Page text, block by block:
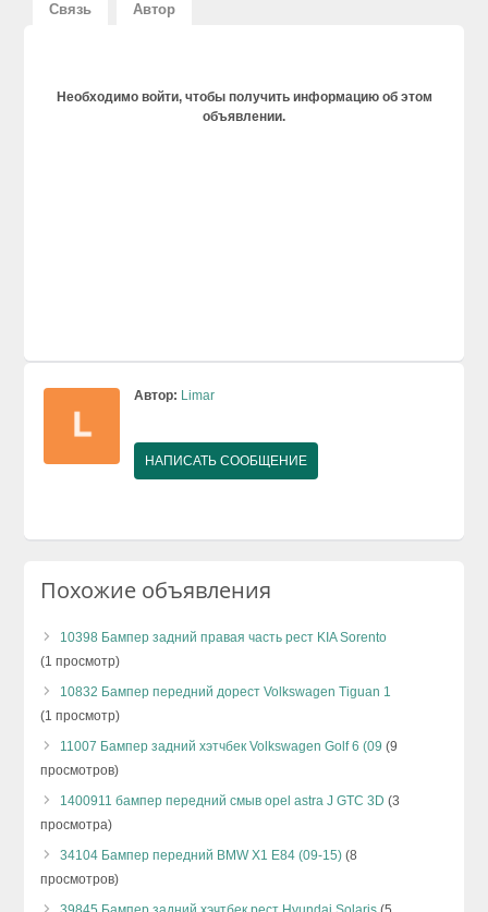
Связь Автор
Необходимо войти, чтобы получить информацию об этом
объявлении.
Автор: Limar
НАПИСАТЬ СООБЩЕНИЕ
Похожие объявления
10398 Бампер задний правая часть рест KIA Sorento
(1 просмотр)
10832 Бампер передний дорест Volkswagen Tiguan 1
(1 просмотр)
11007 Бампер задний хэтчбек Volkswagen Golf 6 (09 (9
просмотров)
1400911 бампер передний смыв opel astra J GTC 3D (3
просмотра)
34104 Бампер передний BMW X1 E84 (09-15) (8
просмотров)